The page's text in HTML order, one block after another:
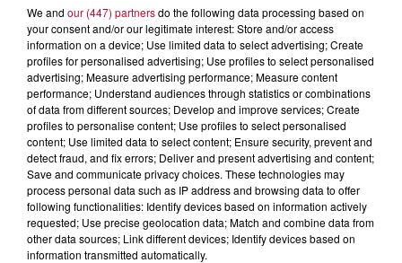
HÉRAULT/GARD : LA SÉRIE DE TF1 “ICI
TOUT COMMENCE” RECHERCHE...
We and our (447) partnersdo the following data processing based on
your consent and/or our legitimate interest: Store and/or access
information on a device; Use limited data to select advertising; Create
profiles for personalised advertising; Use profiles to select personalised
advertising; Measure advertising performance; Measure content
performance; Understand audiences through statistics or combinations
of data from different sources; Develop and improve services; Create
profiles to personalise content; Use profiles to select personalised
content; Use limited data to select content; Ensure security, prevent and
detect fraud, and fix errors; Deliver and present advertising and content;
Save and communicate privacy choices. These technologies may
process personal data such as IP address and browsing data to offer
following functionalities: Identify devices based on information actively
requested; Use precise geolocation data; Match and combine data from
other data sources; Link different devices; Identify devices based on
information transmitted automatically.